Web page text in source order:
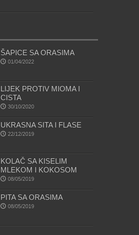
ŠAPICE SA ORASIMA
01/04/2022
LIJEK PROTIV MIOMA I
CISTA
30/10/2020
UKRASNA SITA I FLASE
22/12/2019
KOLAČ SA KISELIM
MLEKOM I KOKOSOM
08/05/2019
PITA SA ORASIMA
08/05/2019